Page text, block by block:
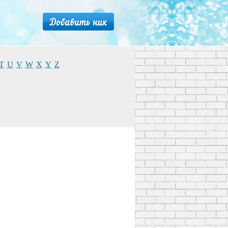
U V W X Y Z